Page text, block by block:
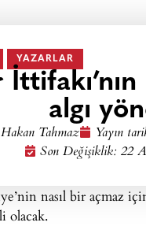
YAZARLAR
algı
Hakan Tahmaz Yayın
Son Değişiklik: 22
nasıl bir açmaz
olacak.